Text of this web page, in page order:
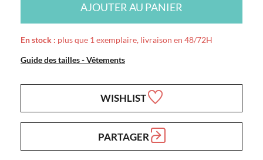
AJOUTER AU PANIER
En stock : plus que 1 exemplaire, livraison en 48/72H
Guide des tailles - Vêtements
WISHLIST
PARTAGER